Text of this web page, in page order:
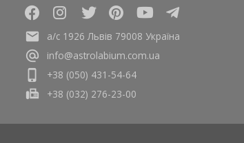
а/с 1926 Львів 79008 Україна
info@astrolabium.com.ua
+38 (050) 431-54-64
+38 (032) 276-23-00